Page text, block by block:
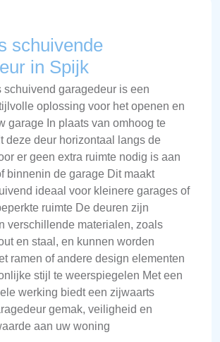
schuivende
in Spijk
schuivend garagedeur is een
oplossing voor het openen en
garage In plaats van omhoog te
deze deur horizontaal langs de
er geen extra ruimte nodig is aan
binnenin de garage Dit maakt
ideaal voor kleinere garages of
ruimte De deuren zijn
verschillende materialen, zoals
en staal, en kunnen worden
ramen of andere design elementen
stijl te weerspiegelen Met een
werking biedt een zijwaarts
gemak, veiligheid en
aan uw woning